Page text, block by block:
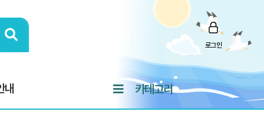
로그인
내 카테고리